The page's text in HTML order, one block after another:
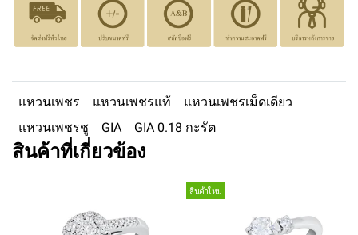
แหวนเพชร แหวนเพชรแท้
แหวนเพชรเม็ดเดียว
แหวนเพชรชู
GIA GIA 0.18 กะรัต
สินค้าที่เกี่ยวข้อง
สินค้าใหม่